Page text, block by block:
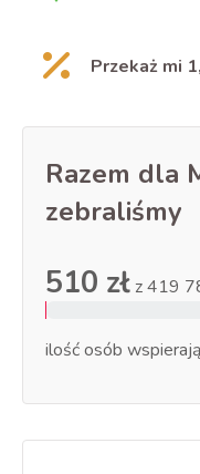
Przekaż mi
Razem dla
zebraliśmy
510 zł z419
ilość osób